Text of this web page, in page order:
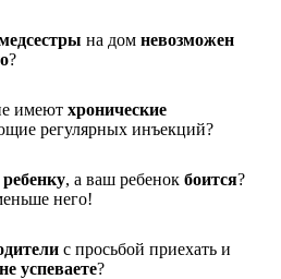
на дом невозможен
?
имеют хронические
регулярных инъекций?
, а ваш ребенок боится?
него!
с просьбой приехать и
успеваете?